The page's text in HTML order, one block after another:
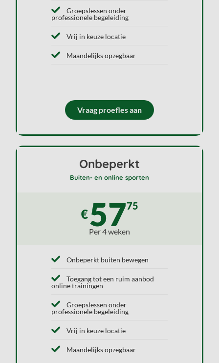
Groepslessen onder
professionele begeleiding
Vrij in keuze locatie
Maandelijks opzegbaar
Vraag proefles aan
Onbeperkt
Buiten- en online sporten
€5775
Per 4 weken
Onbeperkt buiten bewegen
Toegang tot een ruim aanbod
online trainingen
Groepslessen onder
professionele begeleiding
Vrij in keuze locatie
Maandelijks opzegbaar